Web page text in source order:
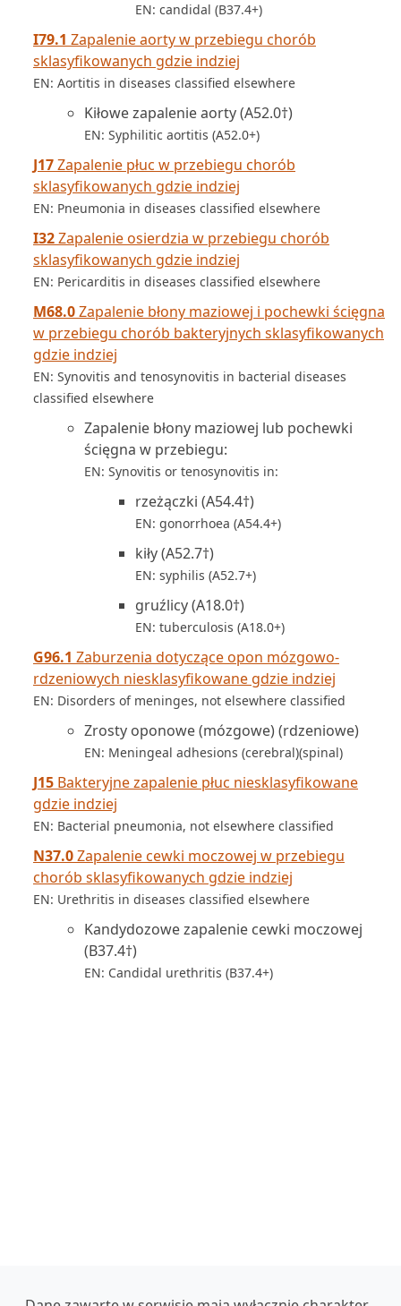
EN: candidal (B37.4+)
I79.1 Zapalenie aorty w przebiegu chorób
sklasyfikowanych gdzie indziej
EN: Aortitis in diseases classified elsewhere
Kiłowe zapalenie aorty (A52.0†)
EN: Syphilitic aortitis (A52.0+)
J17Zapalenie płuc w przebiegu chorób
sklasyfikowanych gdzie indziej
EN: Pneumonia in diseases classified elsewhere
I32Zapalenie osierdzia w przebiegu chorób
sklasyfikowanych gdzie indziej
EN: Pericarditis in diseases classified elsewhere
M68.0Zapalenie błony maziowej i pochewki ścięgna
w przebiegu chorób bakteryjnych sklasyfikowanych
gdzie indziej
EN: Synovitis and tenosynovitis in bacterial diseases
classified elsewhere
Zapalenie błony maziowej lub pochewki
ścięgna w przebiegu:
EN: Synovitis or tenosynovitis in:
rzeżączki (A54.4†)
EN: gonorrhoea (A54.4+)
kiły (A52.7†)
EN: syphilis (A52.7+)
gruźlicy (A18.0†)
EN: tuberculosis (A18.0+)
G96.1 Zaburzenia dotyczące opon mózgowo-
rdzeniowych niesklasyfikowane gdzie indziej
EN: Disorders of meninges, not elsewhere classified
Zrosty oponowe (mózgowe) (rdzeniowe)
EN: Meningeal adhesions (cerebral)(spinal)
J15 Bakteryjne zapalenie płuc niesklasyfikowane
gdzie indziej
EN: Bacterial pneumonia, not elsewhere classified
N37.0Zapalenie cewki moczowej w przebiegu
chorób sklasyfikowanych gdzie indziej
EN: Urethritis in diseases classified elsewhere
Kandydozowe zapalenie cewki moczowej
(B37.4†)
EN: Candidal urethritis (B37.4+)